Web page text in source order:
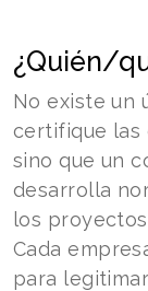
¿Quién/
No existe un
certifique las
sino que un
desarrolla
los
Cada
para